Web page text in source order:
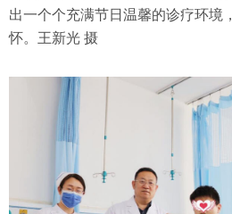
出一个个充满节日温馨的诊疗环境
怀。王新光 摄